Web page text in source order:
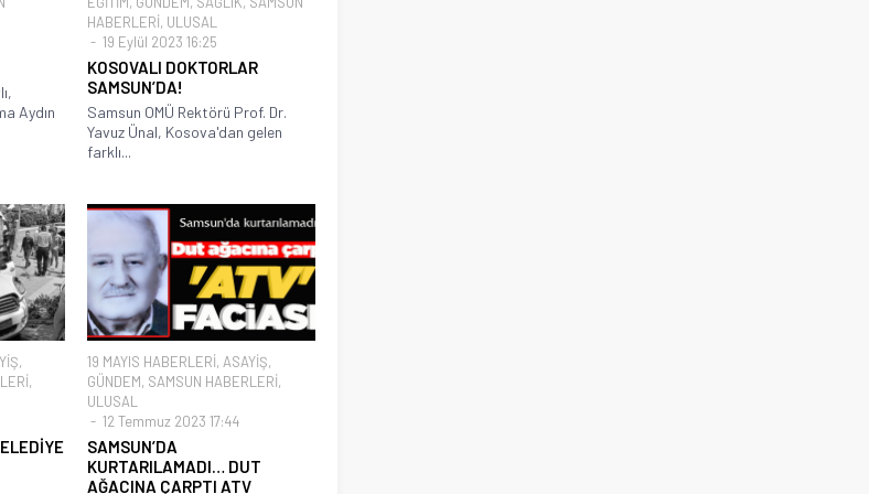
Aydın
HABERLERİ, ULUSAL
19 Eylül 2023 16:25
KOSOVALI DOKTORLAR
SAMSUN’DA!
Samsun OMÜ Rektörü Prof. Dr.
Yavuz Ünal, Kosova'dan gelen
farklı...
,
,
19 MAYIS HABERLERİ, ASAYİŞ,
GÜNDEM, SAMSUN HABERLERİ,
ULUSAL
12 Temmuz 2023 17:44
SAMSUN’DA
KURTARILAMADI… DUT
AĞACINA ÇARPTI ATV